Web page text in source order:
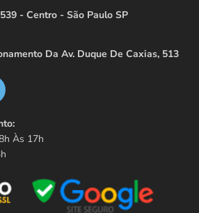
- Centro - São Paulo SP
Da Av. Duque De Caxias, 513
Às 17h